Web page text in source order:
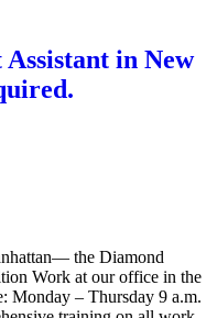
in New
the Diamond
Work at our office in the
Monday – Thursday 9 a.m.